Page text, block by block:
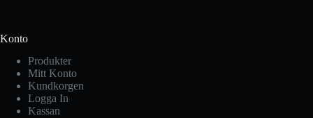
Konto
Produkter
Mitt Konto
Kundkorgen
Logga In
Kassan